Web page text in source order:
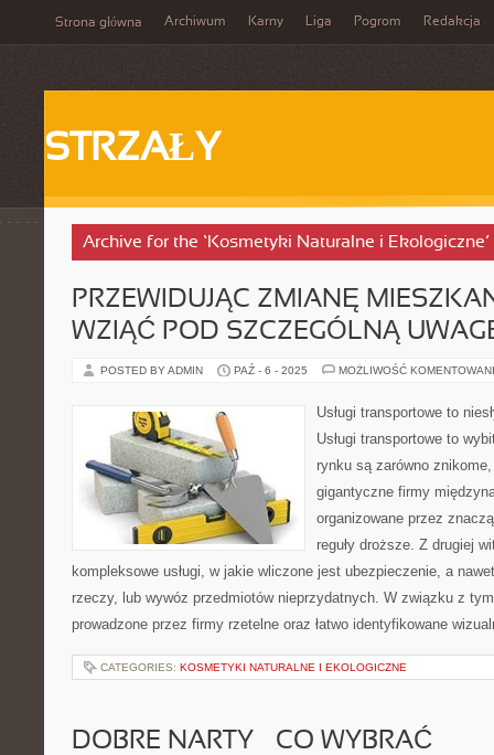
Strona główna Archiwum Karny Liga Pogrom Redakcja
STRZAŁY
Archive for the ‘Kosmetyki Naturalne i Ekologiczne’
PRZEWIDUJĄC ZMIANĘ
WZIĄĆ POD SZCZEGÓLNĄ
POSTED BY ADMIN PAŹ - 6 - 2025 MOŻLIWOŚĆ
Usługi transportowe to
Usługi transportowe to
rynku są zarówno
gigantyczne firmy
organizowane przez
reguły droższe. Z drugiej
kompleksowe usługi, w jakie wliczone jest ubezpieczenie, a
rzeczy, lub wywóz przedmiotów nieprzydatnych. W związku z
prowadzone przez firmy rzetelne oraz łatwo identyfikowane
CATEGORIES: KOSMETYKI NATURALNE I EKOLOGICZNE
DOBRE NARTY – CO WYBRAĆ